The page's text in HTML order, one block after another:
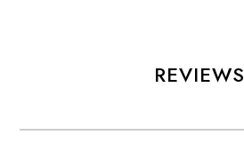
REVIEWS